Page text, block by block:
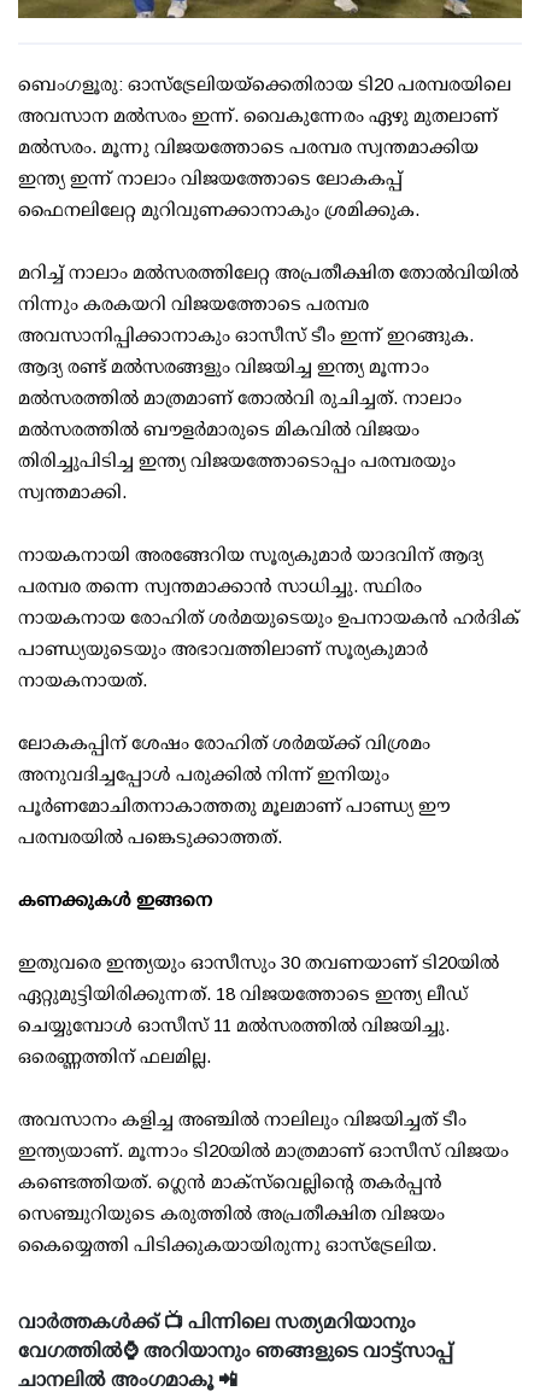
ബെംഗളൂരു: ഓസ്‌ട്രേലിയയ്‌ക്കെതിരായ ടി20 പരമ്പരയിലെ
അവസാന മല്‍സരം ഇന്ന്. വൈകുന്നേരം ഏഴു മുതലാണ്
മല്‍സരം. മൂന്നു വിജയത്തോടെ പരമ്പര സ്വന്തമാക്കിയ
ഇന്ത്യ ഇന്ന് നാലാം വിജയത്തോടെ ലോകകപ്പ്
ഫൈനലിലേറ്റ മുറിവുണക്കാനാകും ശ്രമിക്കുക.
മറിച്ച് നാലാം മല്‍സരത്തിലേറ്റ അപ്രതീക്ഷിത തോല്‍വിയില്‍
നിന്നും കരകയറി വിജയത്തോടെ പരമ്പര
അവസാനിപ്പിക്കാനാകും ഓസീസ് ടീം ഇന്ന് ഇറങ്ങുക.
ആദ്യ രണ്ട് മല്‍സരങ്ങളും വിജയിച്ച ഇന്ത്യ മൂന്നാം
മല്‍സരത്തില്‍ മാത്രമാണ് തോല്‍വി രുചിച്ചത്. നാലാം
മല്‍സരത്തില്‍ ബൗളര്‍മാരുടെ മികവില്‍ വിജയം
തിരിച്ചുപിടിച്ച ഇന്ത്യ വിജയത്തോടൊപ്പം പരമ്പരയും
സ്വന്തമാക്കി.
നായകനായി അരങ്ങേറിയ സൂര്യകുമാര്‍ യാദവിന് ആദ്യ
പരമ്പര തന്നെ സ്വന്തമാക്കാന്‍ സാധിച്ചു. സ്ഥിരം
നായകനായ രോഹിത് ശര്‍മയുടെയും ഉപനായകന്‍ ഹര്‍ദിക്
പാണ്ഡ്യയുടെയും അഭാവത്തിലാണ് സൂര്യകുമാര്‍
നായകനായത്.
ലോകകപ്പിന് ശേഷം രോഹിത് ശര്‍മയ്ക്ക് വിശ്രമം
അനുവദിച്ചപ്പോള്‍ പരുക്കില്‍ നിന്ന് ഇനിയും
പൂര്‍ണമോചിതനാകാത്തതു മൂലമാണ് പാണ്ഡ്യ ഈ
പരമ്പരയില്‍ പങ്കെടുക്കാത്തത്.
കണക്കുകള്‍ ഇങ്ങനെ
ഇതുവരെ ഇന്ത്യയും ഓസീസും 30 തവണയാണ് ടി20യില്‍
ഏറ്റുമുട്ടിയിരിക്കുന്നത്. 18 വിജയത്തോടെ ഇന്ത്യ ലീഡ്
ചെയ്യുമ്പോള്‍ ഓസീസ് 11 മല്‍സരത്തില്‍ വിജയിച്ചു.
ഒരെണ്ണത്തിന് ഫലമില്ല.
അവസാനം കളിച്ച അഞ്ചില്‍ നാലിലും വിജയിച്ചത് ടീം
ഇന്ത്യയാണ്. മൂന്നാം ടി20യില്‍ മാത്രമാണ് ഓസീസ് വിജയം
കണ്ടെത്തിയത്. ഗ്ലെന്‍ മാക്‌സ്‌വെല്ലിന്റെ തകര്‍പ്പന്‍
സെഞ്ചുറിയുടെ കരുത്തില്‍ അപ്രതീക്ഷിത വിജയം
കൈയ്യെത്തി പിടിക്കുകയായിരുന്നു ഓസ്‌ട്രേലിയ.
വാർത്തകൾക്ക് 📺 പിന്നിലെ സത്യമറിയാനും
വേഗത്തിൽ⌚ അറിയാനും ഞങ്ങളുടെ വാട്ട്സാപ്പ്
ചാനലിൽ അംഗമാകൂ 📲